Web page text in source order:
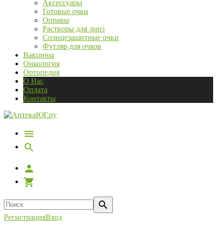
Аксессуары
Готовые очки
Оправы
Растворы для линз
Солнцезащитные очки
Футляр для очков
Вакцины
Онкология
Ортопедия
О Нас
Оплата
Контакты
РегистрацияВход